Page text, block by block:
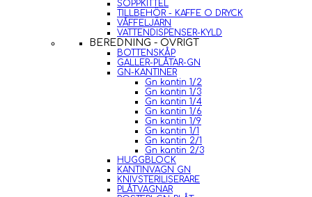
SOPPKITTEL
TILLBEHÖR - KAFFE O DRYCK
VÅFFELJÄRN
VATTENDISPENSER-KYLD
BEREDNING - ÖVRIGT
BOTTENSKÅP
GALLER-PLÅTAR-GN
GN-KANTINER
Gn kantin 1/2
Gn kantin 1/3
Gn kantin 1/4
Gn kantin 1/6
Gn kantin 1/9
Gn kantin 1/1
Gn kantin 2/1
Gn kantin 2/3
HUGGBLOCK
KANTINVAGN GN
KNIVSTERILISERARE
PLÅTVAGNAR